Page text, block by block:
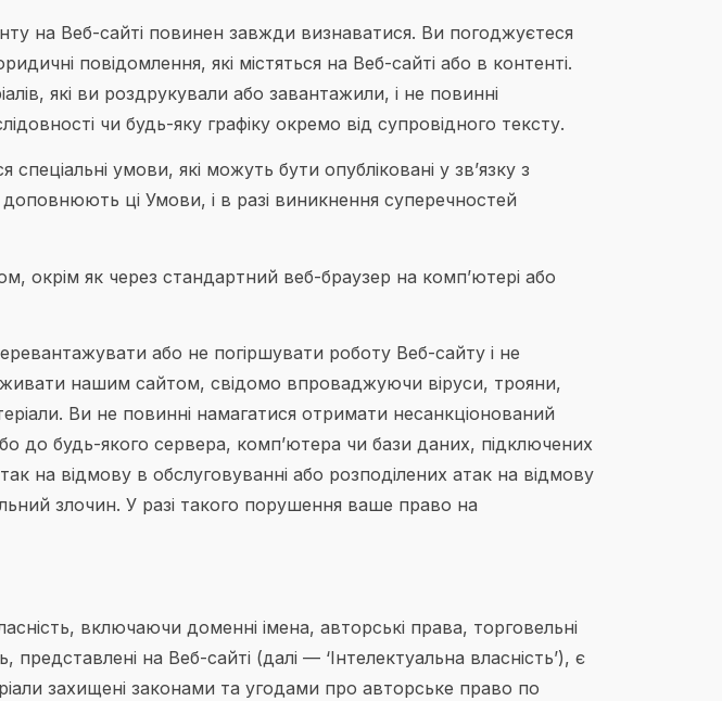
на Веб-сайті повинен завжди визнаватися. Ви погоджуєтеся
повідомлення, які містяться на Веб-сайті або в контенті.
які ви роздрукували або завантажили, і не повинні
чи будь-яку графіку окремо від супровідного тексту.
умови, які можуть бути опубліковані у зв’язку з
ці Умови, і в разі виникнення суперечностей
окрім як через стандартний веб-браузер на комп’ютері або
або не погіршувати роботу Веб-сайту і не
нашим сайтом, свідомо впроваджуючи віруси, трояни,
Ви не повинні намагатися отримати несанкціонований
до будь-якого сервера, комп’ютера чи бази даних, підключених
на відмову в обслуговуванні або розподілених атак на відмову
злочин. У разі такого порушення ваше право на
включаючи доменні імена, авторські права, торговельні
на Веб-сайті (далі — ‘Інтелектуальна власність’), є
захищені законами та угодами про авторське право по